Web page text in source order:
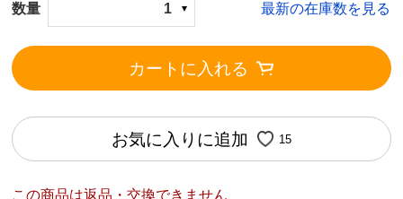
数量 1 最新の在庫数を見る
カートに入れる
お気に入りに追加 15
この商品は返品・交換できません